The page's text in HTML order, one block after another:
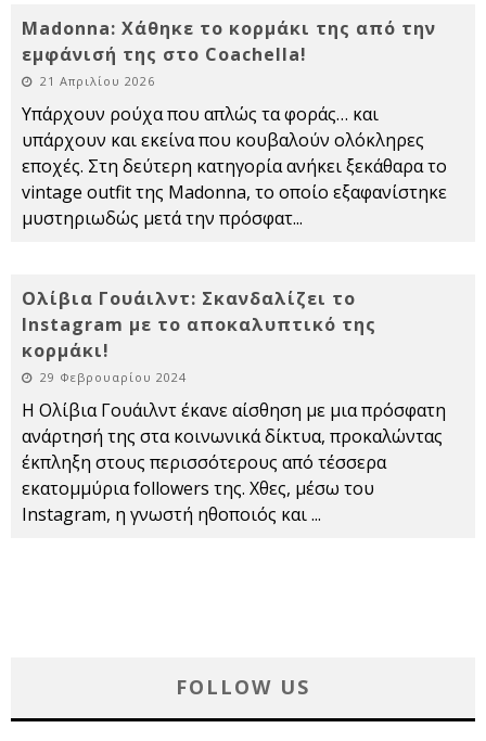
Madonna: Χάθηκε το κορμάκι της από την
εμφάνισή της στο Coachella!
21 Απριλίου 2026
Υπάρχουν ρούχα που απλώς τα φοράς… και
υπάρχουν και εκείνα που κουβαλούν ολόκληρες
εποχές. Στη δεύτερη κατηγορία ανήκει ξεκάθαρα το
vintage outfit της Madonna, το οποίο εξαφανίστηκε
μυστηριωδώς μετά την πρόσφατ...
Ολίβια Γουάιλντ: Σκανδαλίζει το
Instagram με το αποκαλυπτικό της
κορμάκι!
29 Φεβρουαρίου 2024
Η Ολίβια Γουάιλντ έκανε αίσθηση με μια πρόσφατη
ανάρτησή της στα κοινωνικά δίκτυα, προκαλώντας
έκπληξη στους περισσότερους από τέσσερα
εκατομμύρια followers της. Χθες, μέσω του
Instagram, η γνωστή ηθοποιός και...
FOLLOW US